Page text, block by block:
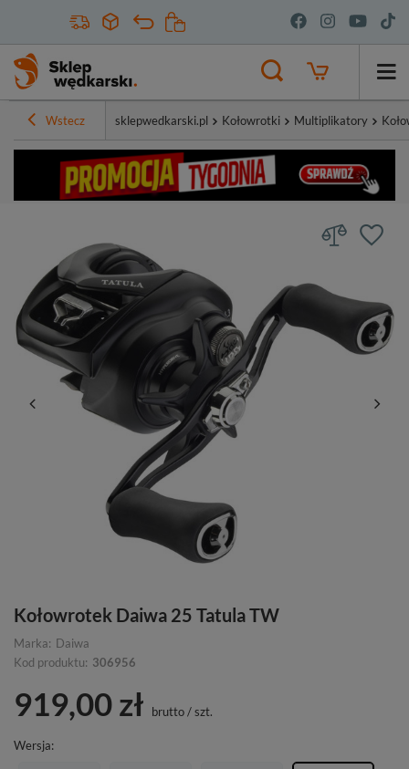
Wstecz sklepwedkarski.pl Kołowrotki Multiplikatory
Kołowrotek Daiwa 25 Tatula TW
Marka: Daiwa
Kod produktu: 306956
919,00 zł brutto/szt.
Wersja